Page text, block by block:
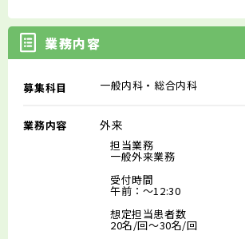
業務内容
募集科目 一般内科・総合内科
業務内容 外来
担当業務
一般外来業務
受付時間
午前：～12:30
想定担当患者数
20名/回～30名/回